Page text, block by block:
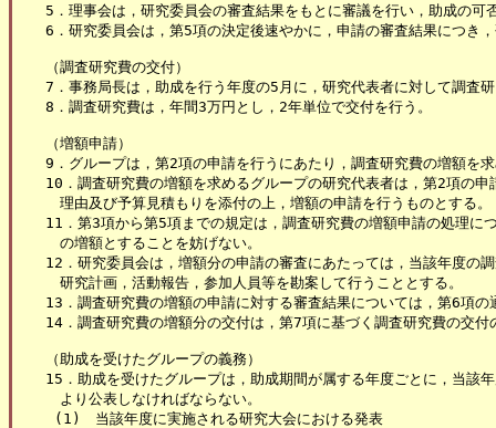
5．理事会は，研究委員会の審査結果をもとに審議を行い，助成の可
6．研究委員会は，第5項の決定後速やかに，申請の審査結果につき
（調査研究費の交付）
7．事務局長は，助成を行う年度の5月に，研究代表者に対して調査
8．調査研究費は，年間3万円とし，2年単位で交付を行う。
（増額申請）
9．グループは，第2項の申請を行うにあたり，調査研究費の増額を
10．調査研究費の増額を求めるグループの研究代表者は，第2項の
理由及び予算見積もりを添付の上，増額の申請を行うものとする。
11．第3項から第5項までの規定は，調査研究費の増額申請の処理に
の増額とすることを妨げない。
12．研究委員会は，増額分の申請の審査にあたっては，当該年度の
研究計画，活動報告，参加人員等を勘案して行うこととする。
13．調査研究費の増額の申請に対する審査結果については，第6項の
14．調査研究費の増額分の交付は，第7項に基づく調査研究費の交付
（助成を受けたグループの義務）
15．助成を受けたグループは，助成期間が属する年度ごとに，当該
より公表しなければならない。
(1)　当該年度に実施される研究大会における発表